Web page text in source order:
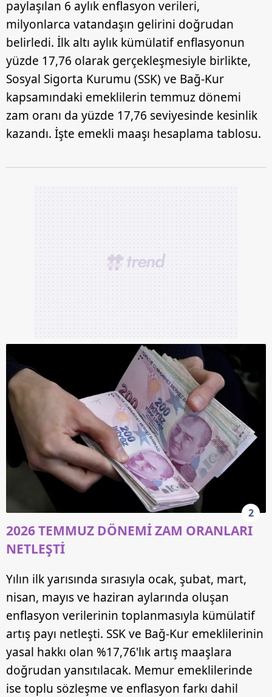
paylaşılan 6 aylık enflasyon verileri,
milyonlarca vatandaşın gelirini doğrudan
belirledi. İlk altı aylık kümülatif enflasyonun
yüzde 17,76 olarak gerçekleşmesiyle birlikte,
Sosyal Sigorta Kurumu (SSK) ve Bağ-Kur
kapsamındaki emeklilerin temmuz dönemi
zam oranı da yüzde 17,76 seviyesinde kesinlik
kazandı. İşte emekli maaşı hesaplama tablosu.
2
2026 TEMMUZ DÖNEMİ ZAM ORANLARI
NETLEŞTİ
Yılın ilk yarısında sırasıyla ocak, şubat, mart,
nisan, mayıs ve haziran aylarında oluşan
enflasyon verilerinin toplanmasıyla kümülatif
artış payı netleşti. SSK ve Bağ-Kur emeklilerinin
yasal hakkı olan %17,76'lık artış maaşlara
doğrudan yansıtılacak. Memur emeklilerinde
ise toplu sözleşme ve enflasyon farkı dahil